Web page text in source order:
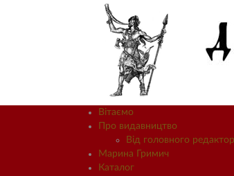
Вітаємо
Про видавництво
Від головного
Марина Гримич
Каталог